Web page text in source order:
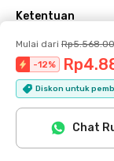
Ketentuan
Check-in/out
Check-in bisa
Selama bulan
pukul 16.00.
Check-out
Mulai dari
-12%
Diskon untuk
Chat